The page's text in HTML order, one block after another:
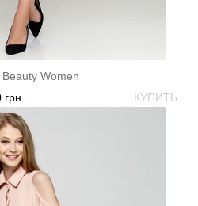
Beauty Women
КУПИТЬ